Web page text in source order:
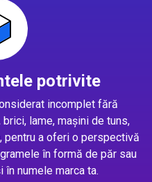
potrivite
incomplet fără
lame, mașini de tuns,
pentru a oferi o perspectivă
în formă de păr sau
numele marca ta.